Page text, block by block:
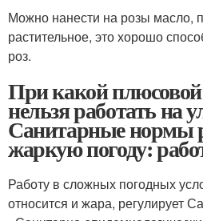
Можно нанести на розы масло,
растительное, это хорошо
роз.
При какой плюсовой
нельзя работать на
Санитарные нормы
жаркую погоду:
Работу в сложных погодных
относится и жара, регулирует